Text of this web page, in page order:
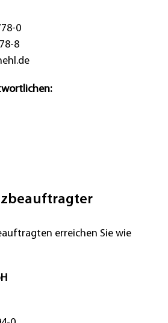
0
8
erreichen Sie wie